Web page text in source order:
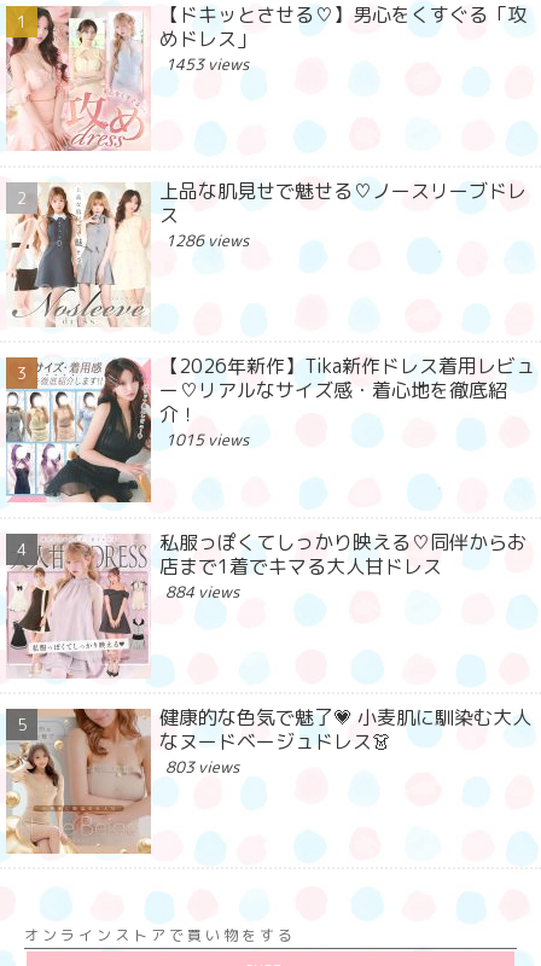
【ドキッとさせる♡】男心をくすぐる「攻
めドレス」
1453 views
上品な肌見せで魅せる♡ノースリーブドレ
ス
1286 views
【2026年新作】Tika新作ドレス着用レビュ
ー♡リアルなサイズ感・着心地を徹底紹
介！
1015 views
私服っぽくてしっかり映える♡同伴からお
店まで1着でキマる大人甘ドレス
884 views
健康的な色気で魅了💗 小麦肌に馴染む大人
なヌードベージュドレス👗
803 views
オンラインストアで買い物をする